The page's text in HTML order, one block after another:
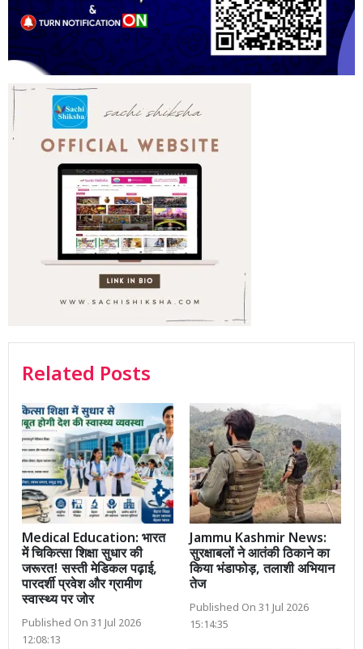
Related Posts
Medical Education: भारत
में चिकित्सा शिक्षा सुधार की
जरूरत! सस्ती मेडिकल पढ़ाई,
पारदर्शी प्रवेश और ग्रामीण
स्वास्थ्य पर जोर
Published On 31 Jul 2026
12:08:13
Jammu Kashmir News:
सुरक्षाबलों ने आतंकी ठिकाने का
किया भंडाफोड़, तलाशी अभियान
तेज
Published On 31 Jul 2026
15:14:35